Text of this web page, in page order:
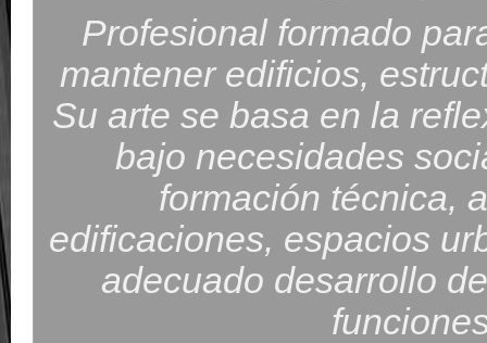
Profesional formado
mantener edificios,
Su arte se basa en la
bajo necesidades
formación técnica,
edificaciones, espacios
adecuado desarrollo